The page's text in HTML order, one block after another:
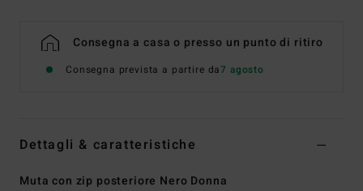
Consegna a casa o presso un punto di ritiro
Consegna prevista a partire da7 agosto
Dettagli & caratteristiche
Muta con zip posteriore Nero Donna